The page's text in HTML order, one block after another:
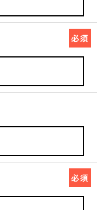
必須
必須